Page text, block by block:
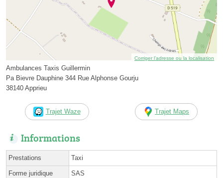
Corriger l’adresse ou la localisation
Ambulances Taxis Guillermin
Pa Bievre Dauphine 344 Rue Alphonse Gourju
38140 Apprieu
Trajet Waze Trajet Maps
Informations
Prestations Taxi
Forme juridique SAS